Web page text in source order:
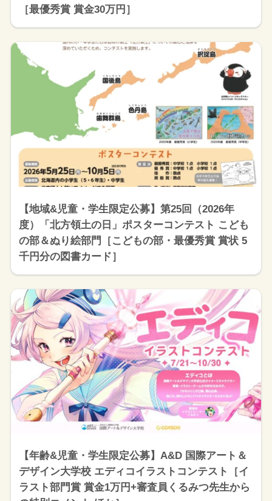
［最優秀賞 賞金30万円］
【地域&児童・学生限定公募】第25回（2026年
度）「北方領土の日」ポスターコンテスト こども
の部＆ぬり絵部門［こどもの部・最優秀賞 賞状 5
千円分の図書カード］
【年齢&児童・学生限定公募】A&D 国際アート＆
デザイン大学校 エディコイラストコンテスト［イ
ラスト部門賞 賞金1万円+審査員くるみつ先生から